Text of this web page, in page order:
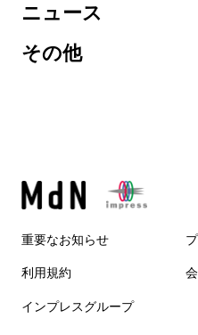
ニュース
その他
重要なお知らせ
利用規約
インプレスグループ